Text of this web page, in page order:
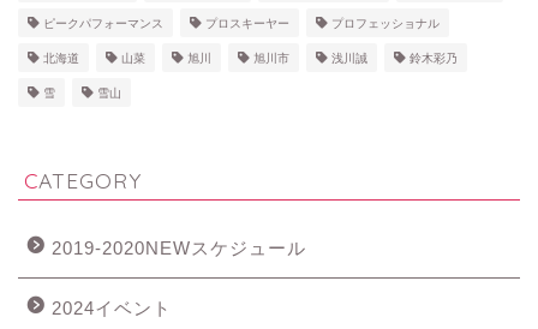
ピークパフォーマンス プロスキーヤー プロフェッショナル
北海道 山菜 旭川 旭川市 浅川誠 鈴木彩乃
雪 雪山
CATEGORY
2019-2020NEWスケジュール
2024イベント